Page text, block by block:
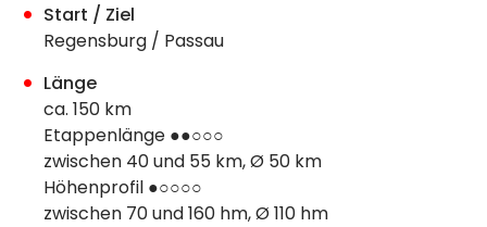
Start / Ziel
Regensburg / Passau
Länge
ca. 150 km
Etappenlänge ●●○○○
zwischen 40 und 55 km, Ø 50 km
Höhenprofil ●○○○○
zwischen 70 und 160 hm, Ø 110 hm